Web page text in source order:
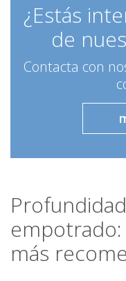
¿Estás
de
Contacta con
empotrado:
más